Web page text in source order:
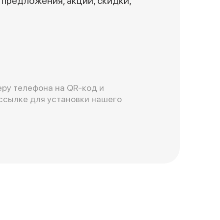
телефона на QR-код и
для установки нашего